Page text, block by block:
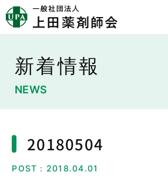
新着情報
NEWS
20180504
POST：2018.04.01